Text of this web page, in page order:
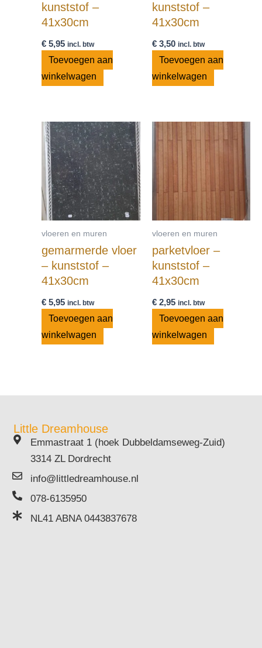
kunststof –
41x30cm
€ 5,95 incl. btw
Toevoegen aan
winkelwagen
kunststof –
41x30cm
€3,50 incl. btw
Toevoegen aan
winkelwagen
vloeren en muren
gemarmerde vloer
– kunststof –
41x30cm
€ 5,95 incl. btw
Toevoegen aan
winkelwagen
vloeren en muren
parketvloer –
kunststof –
41x30cm
€2,95 incl. btw
Toevoegen aan
winkelwagen
Little Dreamhouse
Emmastraat 1 (hoek Dubbeldamseweg-Zuid)
3314 ZL Dordrecht
info@littledreamhouse.nl
078-6135950
NL41 ABNA 0443837678